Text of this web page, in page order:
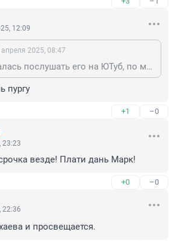
12:09
апреля 2025, 08:47
пару раз пыталась послушать его на ЮТуб, по мне так он пургу несет)
пургу
+1 –0
23:23
везде! Плати дань Марк!
+0 –0
22:36
и просвещается.